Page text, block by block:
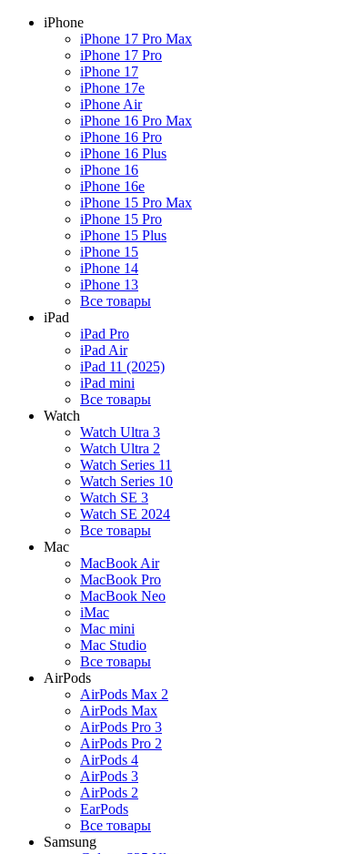
iPhone
iPhone 17 Pro Max
iPhone 17 Pro
iPhone 17
iPhone 17e
iPhone Air
iPhone 16 Pro Max
iPhone 16 Pro
iPhone 16 Plus
iPhone 16
iPhone 16e
iPhone 15 Pro Max
iPhone 15 Pro
iPhone 15 Plus
iPhone 15
iPhone 14
iPhone 13
Все товары
iPad
iPad Pro
iPad Air
iPad 11 (2025)
iPad mini
Все товары
Watch
Watch Ultra 3
Watch Ultra 2
Watch Series 11
Watch Series 10
Watch SE 3
Watch SE 2024
Все товары
Mac
MacBook Air
MacBook Pro
MacBook Neo
iMac
Mac mini
Mac Studio
Все товары
AirPods
AirPods Max 2
AirPods Max
AirPods Pro 3
AirPods Pro 2
AirPods 4
AirPods 3
AirPods 2
EarPods
Все товары
Samsung